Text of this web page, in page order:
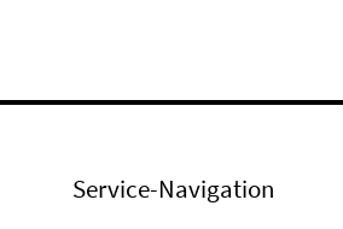
Service-Navigation